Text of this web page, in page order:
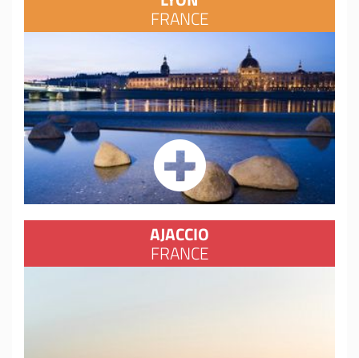
FRANCE
AJACCIO
FRANCE